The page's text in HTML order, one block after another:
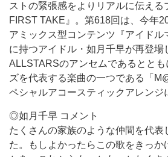
ストの緊張感をよりリアルに伝える
FIRST TAKE』。第618回は、今年
アミックス型コンテンツ『アイドル
に持つアイドル・如月千早が再登場
ALLSTARSのアンセムであるととも
ズを代表する楽曲の一つである「
ペシャルアコースティックアレンジ
◎如月千早 コメント
たくさんの家族のような仲間を代表
た。もしよかったらこの歌をきっか